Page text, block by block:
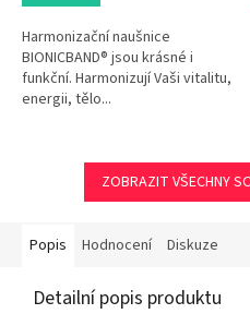
Harmonizační naušnice
BIONICBAND® jsou krásné i
funkční. Harmonizují Vaši vitalitu,
energii, tělo...
ZOBRAZIT VŠECHNY
Popis Hodnocení Diskuze
Detailní popis produktu